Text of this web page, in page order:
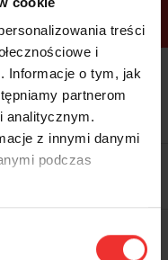
treści
i
Informacje o tym, jak
partnerom
analitycznym.
z innymi danymi
podczas
Premium